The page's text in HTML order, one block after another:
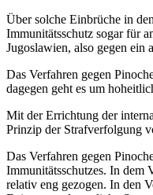
Über solche Einbrüche in
Immunitätsschutz sogar für
Jugoslawien, also gegen ein
Das Verfahren gegen
dagegen geht es um
Mit der Errichtung der
Prinzip der Strafverfolgung
Das Verfahren gegen
Immunitätsschutzes. In dem
relativ eng gezogen. In den